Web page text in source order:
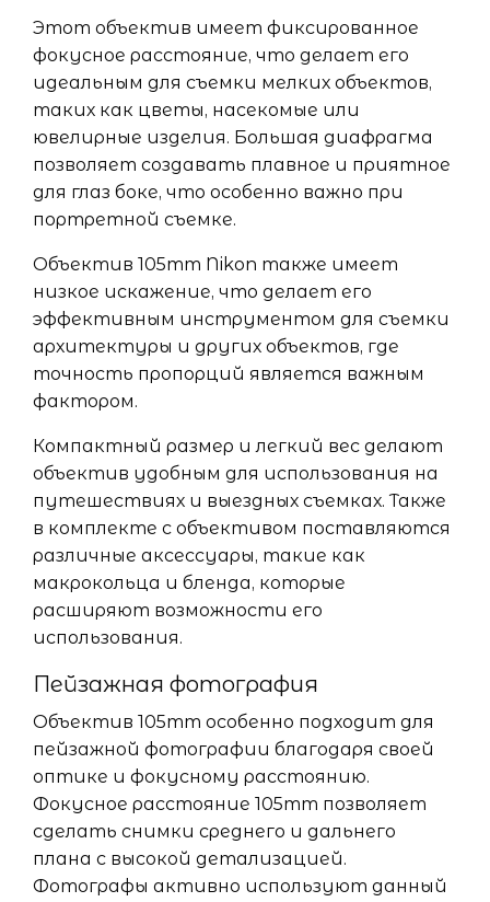
Этот объектив имеет фиксированное
фокусное расстояние, что делает его
идеальным для съемки мелких объектов,
таких как цветы, насекомые или
ювелирные изделия. Большая диафрагма
позволяет создавать плавное и приятное
для глаз боке, что особенно важно при
портретной съемке.
Объектив 105mm Nikon также имеет
низкое искажение, что делает его
эффективным инструментом для съемки
архитектуры и других объектов, где
точность пропорций является важным
фактором.
Компактный размер и легкий вес делают
объектив удобным для использования на
путешествиях и выездных съемках. Также
в комплекте с объективом поставляются
различные аксессуары, такие как
макрокольца и бленда, которые
расширяют возможности его
использования.
Пейзажная фотография
Объектив 105mm особенно подходит для
пейзажной фотографии благодаря своей
оптике и фокусному расстоянию.
Фокусное расстояние 105mm позволяет
сделать снимки среднего и дальнего
плана с высокой детализацией.
Фотографы активно используют данный